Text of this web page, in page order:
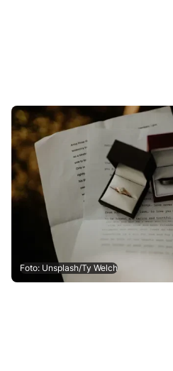
Foto: Unsplash/Ty Welch